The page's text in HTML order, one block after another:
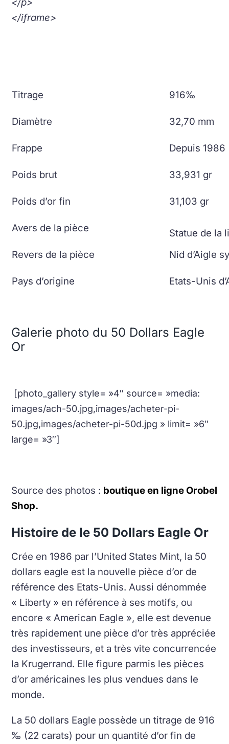
</p>
</iframe>
Titrage 916‰
Diamètre 32,70 mm
Frappe Depuis 1986
Poids brut 33,931 gr
Poids d’or fin 31,103 gr
Avers de la pièce
Statue de la
Revers de la pièce
Nid d’Aigle
Pays d’origine Etats-Unis
Galerie photo du 50 Dollars Eagle
Or
[photo_gallery style= »4″ source= »media:
images/ach-50.jpg,images/acheter-pi-
50.jpg,images/acheter-pi-50d.jpg » limit= »6″
large= »3″]
Source des photos : boutique en ligne Orobel
Shop.
Histoire de le 50 Dollars Eagle Or
Crée en 1986 par l’United States Mint, la 50
dollars eagle est la nouvelle pièce d’or de
référence des Etats-Unis. Aussi dénommée
« Liberty » en référence à ses motifs, ou
encore « American Eagle », elle est devenue
très rapidement une pièce d’or très appréciée
des investisseurs, et a très vite concurrencée
la Krugerrand. Elle figure parmis les pièces
d’or américaines les plus vendues dans le
monde.
La 50 dollars Eagle possède un titrage de 916
‰ (22 carats) pour un quantité d’or fin de